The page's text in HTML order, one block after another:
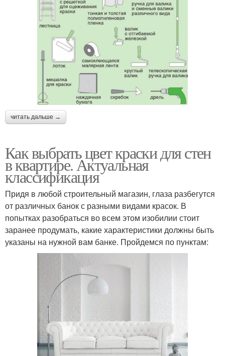
читать дальше →
Как выбрать цвет краски для стен
в квартире. Актуальная
классификация
Придя в любой строительный магазин, глаза разбегутся
от различных банок с разными видами красок. В
попытках разобраться во всем этом изобилии стоит
заранее продумать, какие характеристики должны быть
указаны на нужной вам банке. Пройдемся по пунктам: